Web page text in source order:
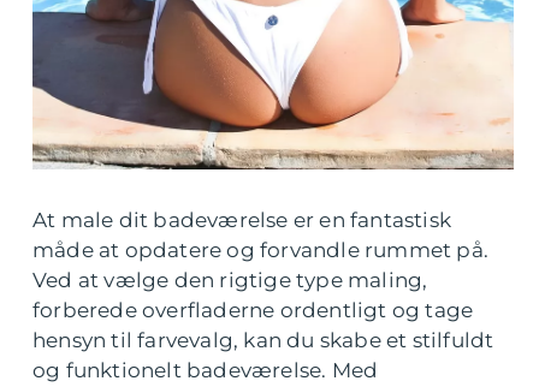
At male dit badeværelse er en fantastisk
måde at opdatere og forvandle rummet på.
Ved at vælge den rigtige type maling,
forberede overfladerne ordentligt og tage
hensyn til farvevalg, kan du skabe et stilfuldt
og funktionelt badeværelse. Med